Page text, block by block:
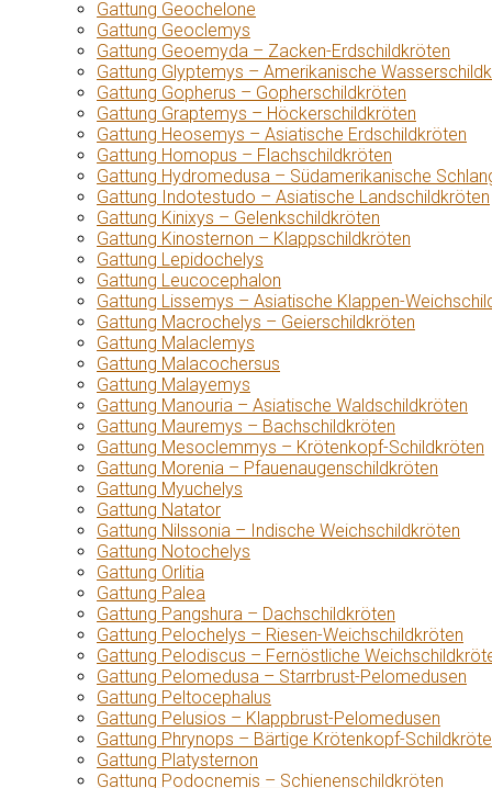
Gattung Geochelone
Gattung Geoclemys
Gattung Geoemyda – Zacken-Erdschildkröten
Gattung Glyptemys – Amerikanische
Gattung Gopherus – Gopherschildkröten
Gattung Graptemys – Höckerschildkröten
Gattung Heosemys – Asiatische Erdschildkröten
Gattung Homopus – Flachschildkröten
Gattung Hydromedusa – Südamerikanische
Gattung Indotestudo – Asiatische Landschildkröten
Gattung Kinixys – Gelenkschildkröten
Gattung Kinosternon – Klappschildkröten
Gattung Lepidochelys
Gattung Leucocephalon
Gattung Lissemys – Asiatische Klappen-
Gattung Macrochelys – Geierschildkröten
Gattung Malaclemys
Gattung Malacochersus
Gattung Malayemys
Gattung Manouria – Asiatische Waldschildkröten
Gattung Mauremys – Bachschildkröten
Gattung Mesoclemmys – Krötenkopf-Schildkröten
Gattung Morenia – Pfauenaugenschildkröten
Gattung Myuchelys
Gattung Natator
Gattung Nilssonia – Indische Weichschildkröten
Gattung Notochelys
Gattung Orlitia
Gattung Palea
Gattung Pangshura – Dachschildkröten
Gattung Pelochelys – Riesen-Weichschildkröten
Gattung Pelodiscus – Fernöstliche
Gattung Pelomedusa – Starrbrust-Pelomedusen
Gattung Peltocephalus
Gattung Pelusios – Klappbrust-Pelomedusen
Gattung Phrynops – Bärtige Krötenkopf-
Gattung Platysternon
Gattung Podocnemis – Schienenschildkröten